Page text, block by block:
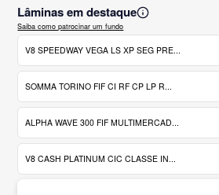
Lâminas em destaque
Saiba como patrocinar um fundo
V8 SPEEDWAY VEGA LS XP SEG PRE...
SOMMA TORINO FIF CI RF CP LP R...
ALPHA WAVE 300 FIF MULTIMERCAD...
V8 CASH PLATINUM CIC CLASSE IN...